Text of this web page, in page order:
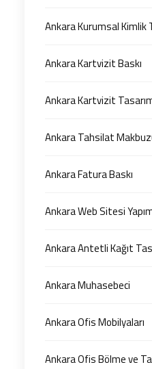
Ankara Kurumsal Kimlik
Ankara Kartvizit Baskı
Ankara Kartvizit
Ankara Tahsilat
Ankara Fatura Baskı
Ankara Web Sitesi
Ankara Antetli Kağıt
Ankara Muhasebeci
Ankara Ofis Mobilyaları
Ankara Ofis Bölme ve